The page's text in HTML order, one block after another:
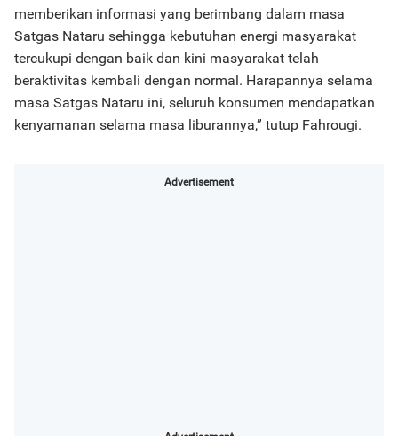
memberikan informasi yang berimbang dalam masa
Satgas Nataru sehingga kebutuhan energi masyarakat
tercukupi dengan baik dan kini masyarakat telah
beraktivitas kembali dengan normal. Harapannya selama
masa Satgas Nataru ini, seluruh konsumen mendapatkan
kenyamanan selama masa liburannya,” tutup Fahrougi.
Advertisement